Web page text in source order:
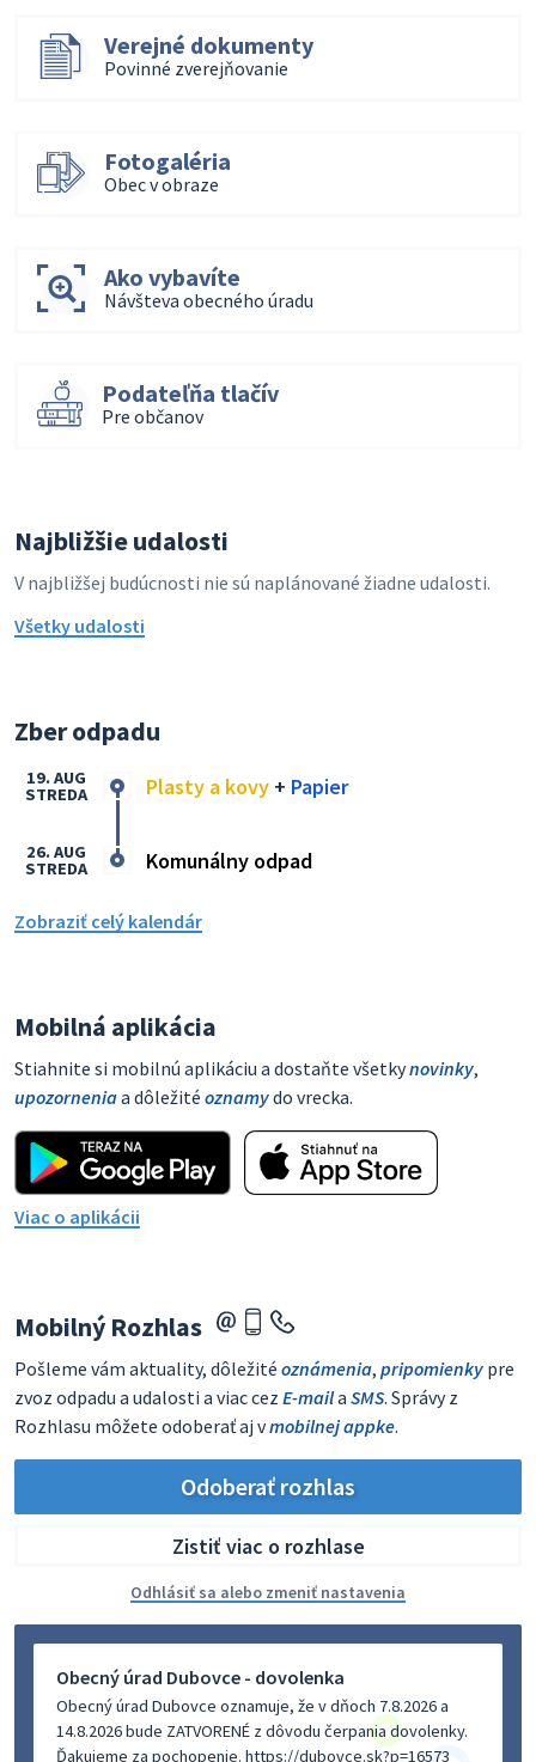
Verejné dokumenty
Povinné zverejňovanie
Fotogaléria
Obec v obraze
Ako vybavíte
Návšteva obecného úradu
Podateľňa tlačív
Pre občanov
Najbližšie udalosti
V najbližšej budúcnosti nie sú naplánované žiadne udalosti.
Všetky udalosti
Zber odpadu
Plasty a kovy + Papier
19. AUG
STREDA
Komunálny odpad
26. AUG
STREDA
Zobraziť celý kalendár
Mobilná aplikácia
Stiahnite si mobilnú aplikáciu a dostaňte všetkynovinky,
upozorneniaa dôležité oznamydo vrecka.
Viac o aplikácii
Mobilný Rozhlas
Pošleme vám aktuality, dôležité oznámenia, pripomienky pre
zvoz odpadu a udalosti a viac cez E-maila SMS. Správy z
Rozhlasu môžete odoberať aj vmobilnej appke.
Odoberať rozhlas
Zistiť viac o rozhlase
Odhlásiť sa alebo zmeniť nastavenia
Obecný úrad Dubovce - dovolenka
Obecný úrad Dubovce oznamuje, že v dňoch 7.8.2026 a
14.8.2026 bude ZATVORENÉ z dôvodu čerpania dovolenky.
Ďakujeme za pochopenie. https://dubovce.sk?p=16573